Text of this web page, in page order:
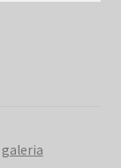
galeria